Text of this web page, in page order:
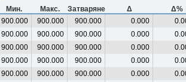
Мин. Макс. Затваряне Δ
Δ%
900.000 900.000 900.000 0.000
900.000 900.000 900.000 0.000
900.000 900.000 900.000 0.000
900.000 900.000 900.000 0.000
900.000 900.000 900.000 0.000